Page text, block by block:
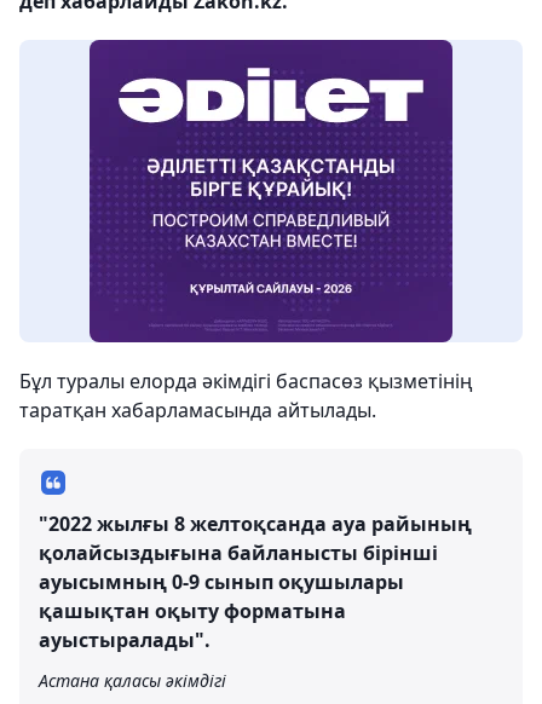
Бұл туралы елорда әкімдігі баспасөз қызметінің
таратқан хабарламасында айтылады.
"2022 жылғы 8 желтоқсанда ауа райының
қолайсыздығына байланысты бірінші
ауысымның 0-9 сынып оқушылары
қашықтан оқыту форматына
ауыстыралады".
Астана қаласы әкімдігі